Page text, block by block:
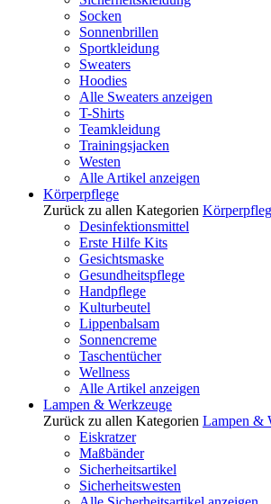
Socken
Sonnenbrillen
Sportkleidung
Sweaters
Hoodies
Alle Sweaters anzeigen
T-Shirts
Teamkleidung
Trainingsjacken
Westen
Alle Artikel anzeigen
Körperpflege
Zurück zu allen Kategorien
Desinfektionsmittel
Erste Hilfe Kits
Gesichtsmaske
Gesundheitspflege
Handpflege
Kulturbeutel
Lippenbalsam
Sonnencreme
Taschentücher
Wellness
Alle Artikel anzeigen
Lampen & Werkzeuge
Zurück zu allen Kategorien Lampen &
Eiskratzer
Maßbänder
Sicherheitsartikel
Sicherheitswesten